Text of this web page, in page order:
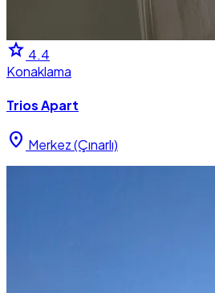
star 4.4
Konaklama
Trios Apart
location_on Merkez (Çınarlı)